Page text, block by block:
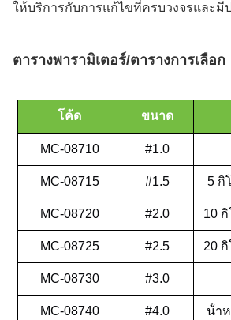
ให้บริการกับการแก้ไขที่ครบวงจรและมี
ตารางพารามิเตอร์/ตารางการเลือก
โค้ด ขนาด
MC-08710 #1.0
MC-08715 #1.5 5 กิ
MC-08720 #2.0 10
MC-08725 #2.5 20
MC-08730 #3.0
MC-08740 #4.0 น้ํา